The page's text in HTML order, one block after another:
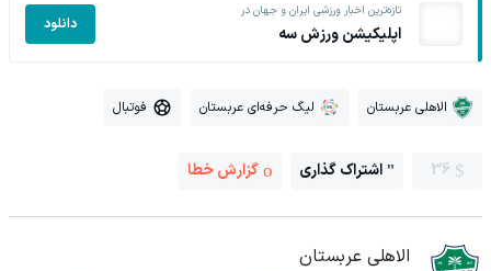
تازه‌ترین اخبار ورزشی ایران و جهان در
اپلیکیشن ورزش سه دانلود
الاهلی عربستان لیگ حرفه‌ای عربستان فوتبال
36 اشتراک گذاری گزارش خطا
الاهلی عربستان